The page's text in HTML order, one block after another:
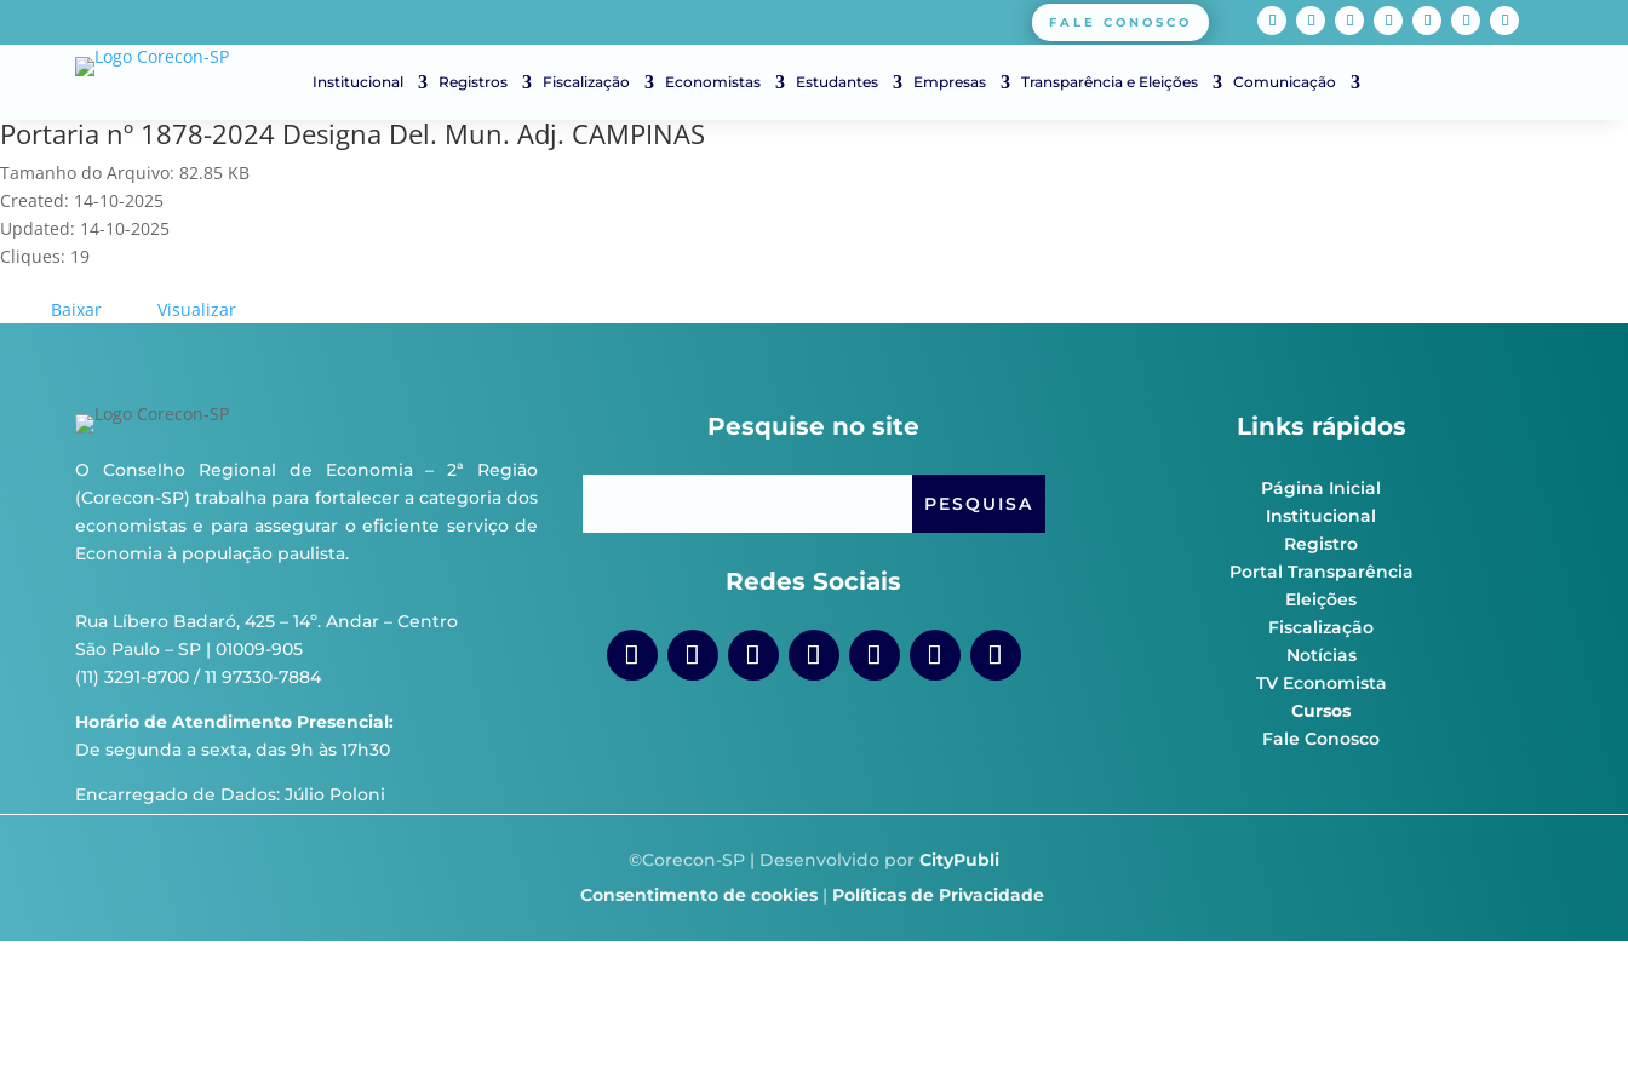
FALE CONOSCO
Institucional Registros Fiscalização Economistas Estudantes Empresas Transparência e Eleições Comunicação
Portaria nº 1878-2024 Designa Del. Mun. Adj. CAMPINAS
Tamanho do Arquivo: 82.85 KB
Created: 14-10-2025
Updated: 14-10-2025
Cliques: 19
Baixar Visualizar
O Conselho Regional de Economia – 2ª Região
(Corecon-SP) trabalha para fortalecer a categoria dos
economistas e para assegurar o eficiente serviço de
Economia à população paulista.
Rua Líbero Badaró, 425 – 14º. Andar – Centro
São Paulo – SP | 01009-905
(11) 3291-8700 / 11 97330-7884
Horário de Atendimento Presencial:
De segunda a sexta, das 9h às 17h30
Encarregado de Dados: Júlio Poloni
Pesquise no site
Redes Sociais
Links rápidos
Página Inicial
Institucional
Registro
Portal Transparência
Eleições
Fiscalização
Notícias
TV Economista
Cursos
Fale Conosco
©Corecon-SP | Desenvolvido por CityPubli
Consentimento de cookies| Políticas de Privacidade